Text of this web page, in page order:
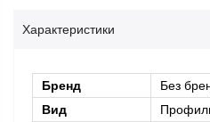
Характеристики
Бренд
Без
Вид